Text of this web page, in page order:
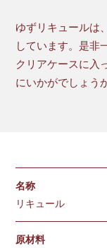
ゆずリキュールは
しています。是非
クリアケースに入
にいかがでしょう
名称
リキュール
原材料